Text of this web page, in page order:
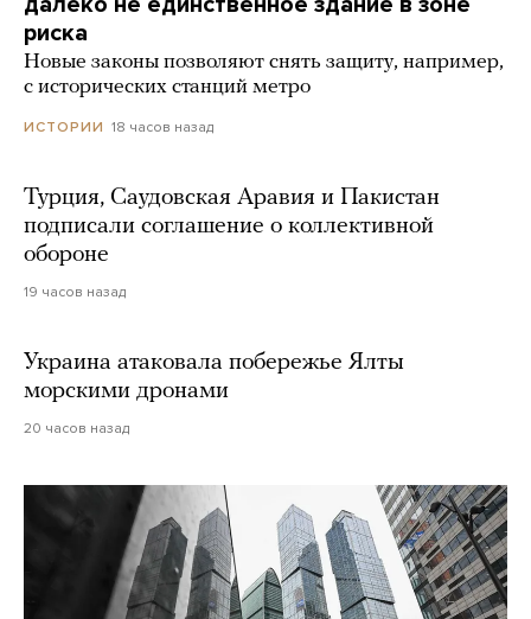
риска
Новые законы позволяют снять защиту, например,
с исторических станций метро
ИСТОРИИ 18 часов назад
Турция, Саудовская Аравия и Пакистан
подписали соглашение о коллективной
обороне
19 часов назад
Украина атаковала побережье Ялты
морскими дронами
20 часов назад